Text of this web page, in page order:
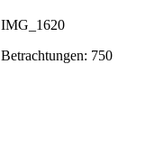
IMG_1620
Betrachtungen: 750